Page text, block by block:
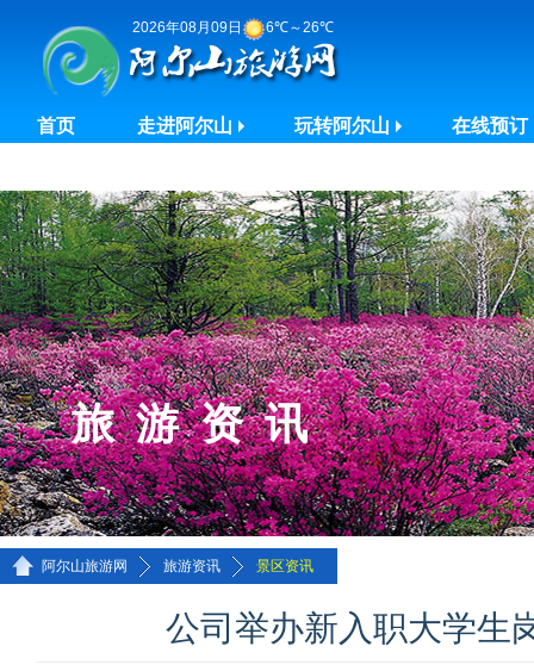
2026年08月09日 6℃～26℃
首页 走进阿尔山 玩转阿尔山 在线预订
旅游资讯
阿尔山旅游网 >> 旅游资讯 >> 景区资讯
公司举办新入职大学生